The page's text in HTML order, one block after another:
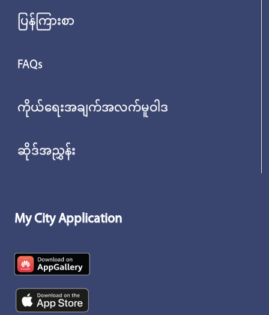
ပြန်ကြားစာ
FAQs
ကိုယ်ရေးအချက်အလက်မူဝါဒ
ဆိုဒ်အညွှန်း
My City Application